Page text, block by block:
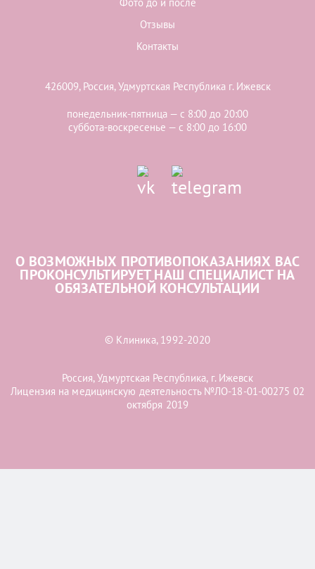
Отзывы
Контакты
426009, Россия, Удмуртская Республика г. Ижевск
понедельник-пятница — с 8:00 до 20:00
суббота-воскресенье — с 8:00 до 16:00
О ВОЗМОЖНЫХ ПРОТИВОПОКАЗАНИЯХ ВАС
ПРОКОНСУЛЬТИРУЕТ НАШ СПЕЦИАЛИСТ НА
ОБЯЗАТЕЛЬНОЙ КОНСУЛЬТАЦИИ
© Клиника, 1992-2020
Россия, Удмуртская Республика, г. Ижевск
Лицензия на медицинскую деятельность №ЛО-18-01-00275 02
октября 2019